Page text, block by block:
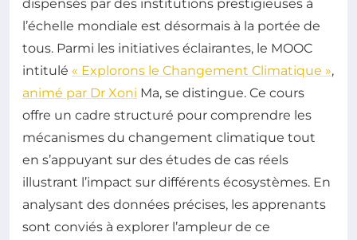
dispensés par des institutions prestigieuses à
l’échelle mondiale est désormais à la portée de
tous. Parmi les initiatives éclairantes, le MOOC
intitulé « Explorons le Changement Climatique »,
animé par Dr Xoni Ma, se distingue. Ce cours
offre un cadre structuré pour comprendre les
mécanismes du changement climatique tout
en s’appuyant sur des études de cas réels
illustrant l’impact sur différents écosystèmes. En
analysant des données précises, les apprenants
sont conviés à explorer l’ampleur de ce